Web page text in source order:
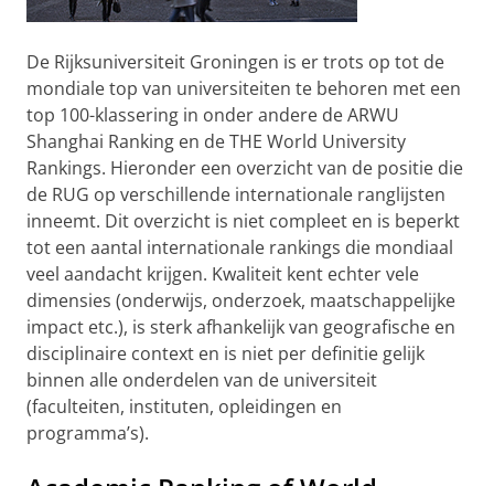
De Rijksuniversiteit Groningen is er trots op tot de
mondiale top van universiteiten te behoren met een
top 100-klassering in onder andere de ARWU
Shanghai Ranking en de THE World University
Rankings. Hieronder een overzicht van de positie die
de RUG op verschillende internationale ranglijsten
inneemt. Dit overzicht is niet compleet en is beperkt
tot een aantal internationale rankings die mondiaal
veel aandacht krijgen. Kwaliteit kent echter vele
dimensies (onderwijs, onderzoek, maatschappelijke
impact etc.), is sterk afhankelijk van geografische en
disciplinaire context en is niet per definitie gelijk
binnen alle onderdelen van de universiteit
(faculteiten, instituten, opleidingen en
programma’s).